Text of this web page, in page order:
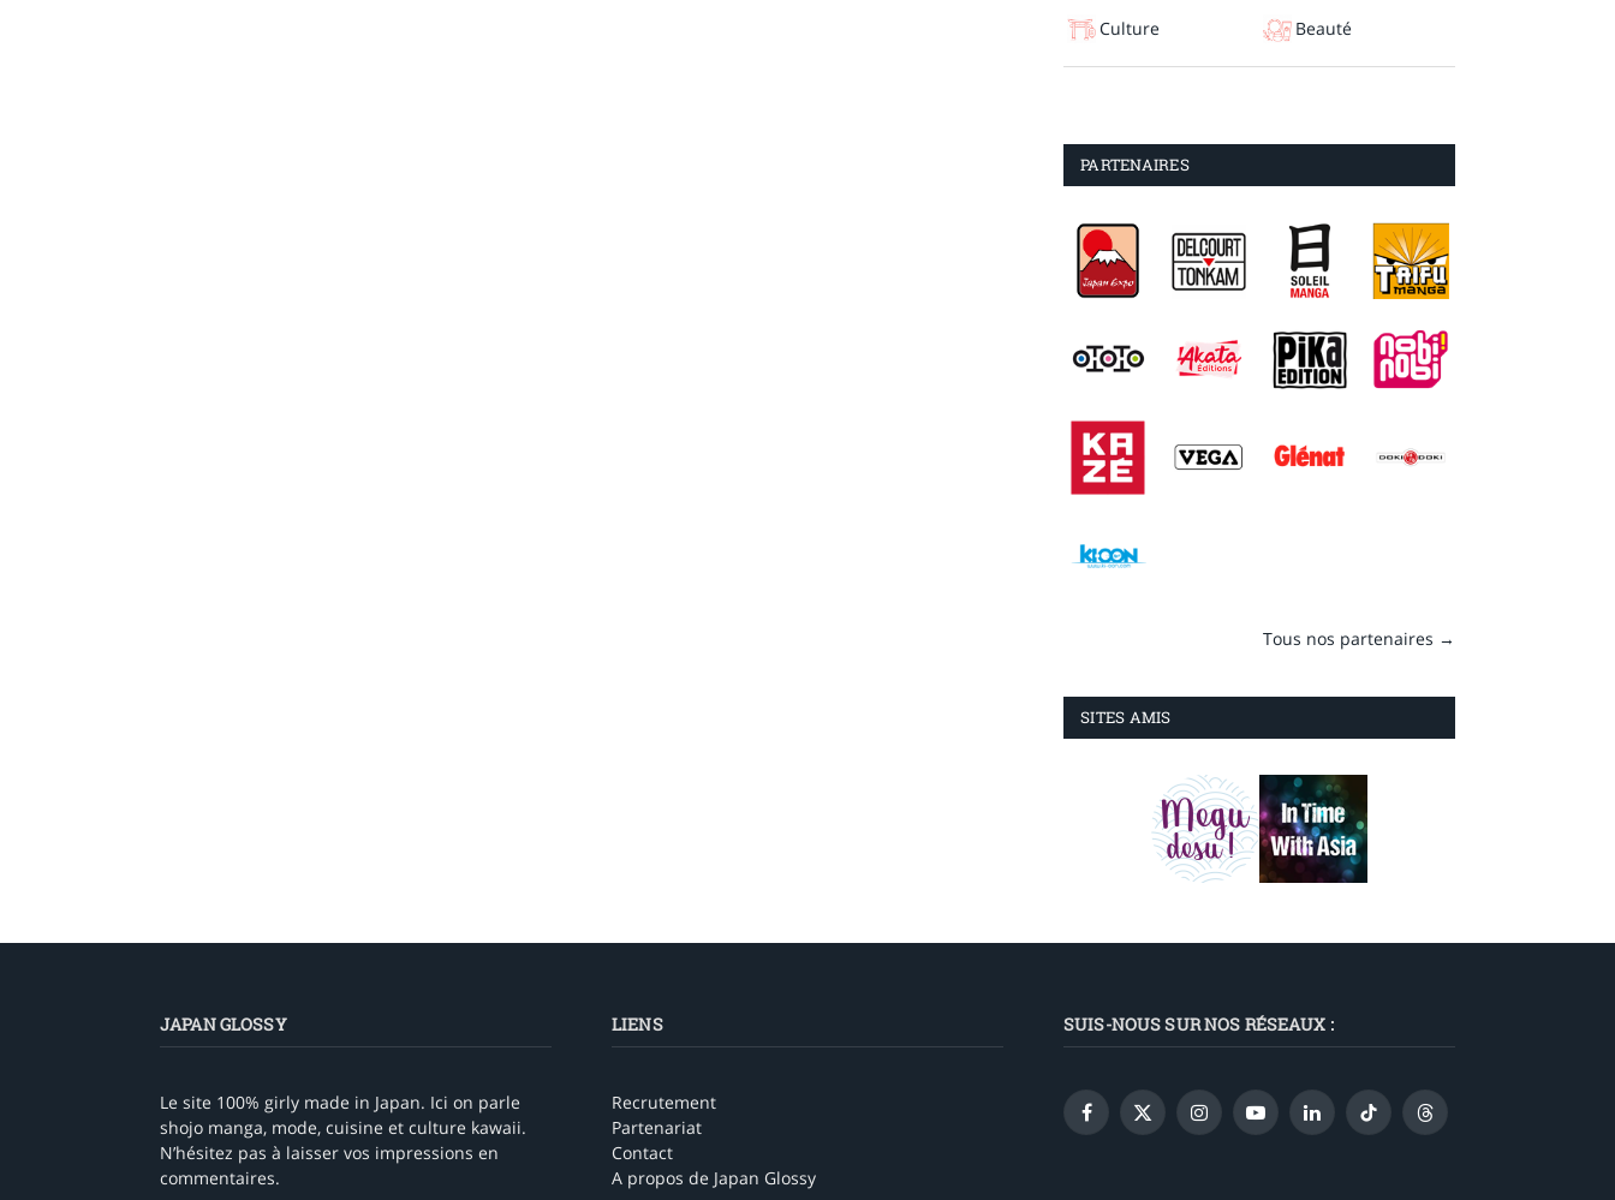
Culture Beauté
PARTENAIRES
Tous nos partenaires →
SITES AMIS
JAPAN GLOSSY
Le site 100% girly made in Japan. Ici on parle
shojo manga, mode, cuisine et culture kawaii.
N’hésitez pas à laisser vos impressions en
commentaires.
LIENS
Recrutement
Partenariat
Contact
A propos de Japan Glossy
SUIS-NOUS SUR NOS RÉSEAUX :
Facebook
X
InstagramYouTubeLinkedInTikTok Threads